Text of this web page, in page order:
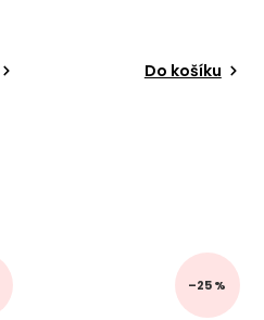
Do košíku
–25 %